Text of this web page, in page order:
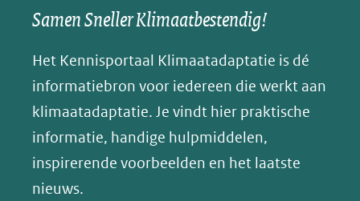
een
website)
een
website)
een
website)
s
y
(opent
in
nieuw
venster)
venster)
naar
een
andere
website)
Samen Sneller Klimaatbestendig!
Het Kennisportaal Klimaatadaptatie is dé
informatiebron voor iedereen die werkt aan
klimaatadaptatie. Je vindt hier praktische
informatie, handige hulpmiddelen,
inspirerende voorbeelden en het laatste
nieuws.